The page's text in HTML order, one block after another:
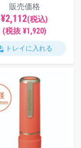
販売価格
¥2,112(税込)
(税抜 ¥1,920)
トレイに入れる